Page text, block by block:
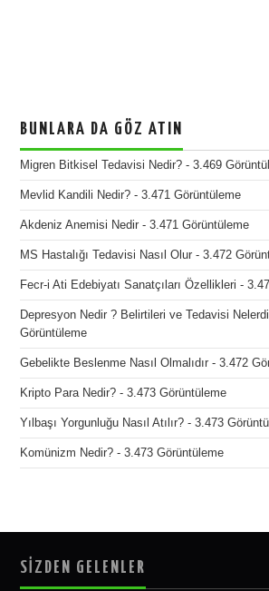
BUNLARA DA GÖZ ATIN
Migren Bitkisel Tedavisi Nedir? - 3.469
Mevlid Kandili Nedir? - 3.471 Görüntüleme
Akdeniz Anemisi Nedir - 3.471 Görüntüleme
MS Hastalığı Tedavisi Nasıl Olur - 3.472
Fecr-i Ati Edebiyatı Sanatçıları Özellikleri -
Depresyon Nedir ? Belirtileri ve Tedavisi
Görüntüleme
Gebelikte Beslenme Nasıl Olmalıdır - 3.472
Kripto Para Nedir? - 3.473 Görüntüleme
Yılbaşı Yorgunluğu Nasıl Atılır? - 3.473
Komünizm Nedir? - 3.473 Görüntüleme
SİZDEN GELENLER